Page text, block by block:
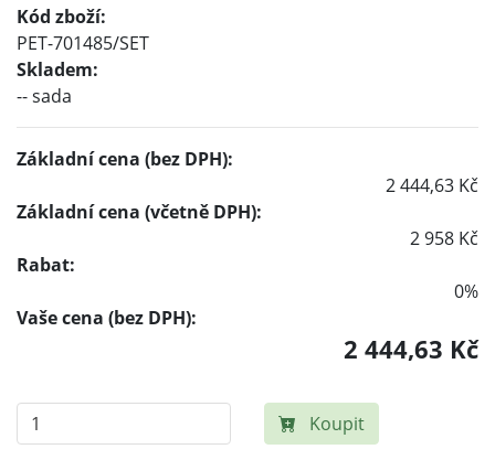
Kód zboží:
PET-701485/SET
Skladem:
-- sada
Základní cena (bez DPH):
2 444,63 Kč
Základní cena (včetně DPH):
2 958 Kč
Rabat:
0%
Vaše cena (bez DPH):
2 444,63 Kč
Koupit